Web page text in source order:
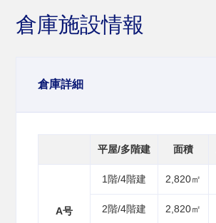
倉庫施設情報
倉庫詳細
平屋/多階建 面積
A号
1階/4階建 2,820㎡
2階/4階建 2,820㎡